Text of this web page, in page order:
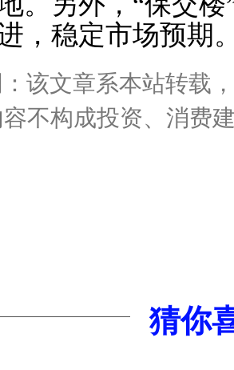
，稳定市场预期
该文章系本站转载
不构成投资、消费
猜你